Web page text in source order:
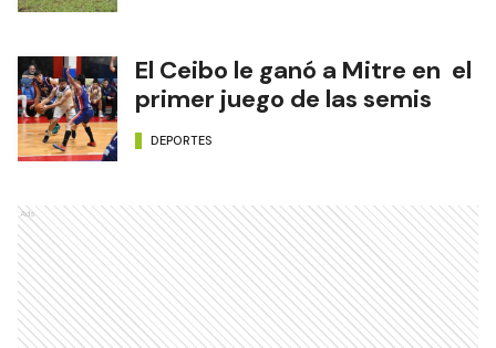
El Ceibo le ganó a Mitre en el
primer juego de las semis
DEPORTES
Ads